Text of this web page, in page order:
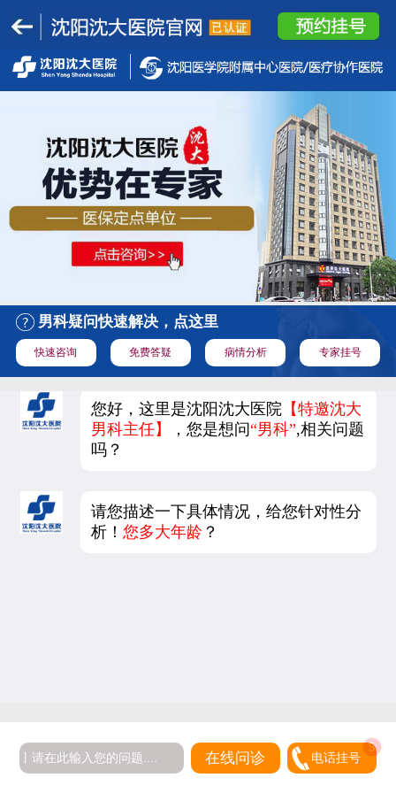
男科疑问快速解决，点这里
快速咨询 免费答疑 病情分析 专家挂号
您好，这里是沈阳沈大医院【特邀沈大
男科主任】
，您是想问 “男科” ,相关问题
吗？
请您描述一下具体情况，给您针对性分
析！ 您多大年龄 ？
在线问诊 电话挂号
5